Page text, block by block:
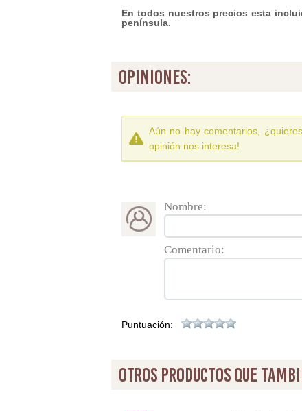
En todos nuestros precios esta
península.
opiniones:
Aún no hay comentarios,
opinión nos interesa!
Nombre:
Comentario:
Puntuación:
otros productos que